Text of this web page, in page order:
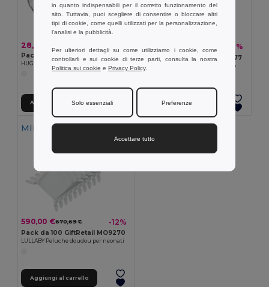
28,80 €
Pack da 10 GiftRetail MO9777
HUG ME Asciugamano dudù bimbo
Aggiungi al carrello
169,00 € -20%
Pack da 100 GiftRetail MO9777
HUG ME Asciugamano dudù bimbo
Aggiungi al carrello
MIN QTY: 100
590,00 €670,69 € -12%
Pack da 100 GiftRetail MO9270
LULLABY Peluche doudou per neonati
Aggiungi al carrello
in quanto indispensabili per il corretto funzionamento del
sito. Tuttavia, puoi scegliere di consentire o bloccare altri
tipi di cookie, come quelli utilizzati per la personalizzazione,
l'analisi e la pubblicità.
Per ulteriori dettagli su come utilizziamo i cookie, come
controllarli e sui cookie di terze parti, consulta la nostra
Politica sui cookie e Privacy Policy.
Solo essenziali Preferenze
Accettare tutto